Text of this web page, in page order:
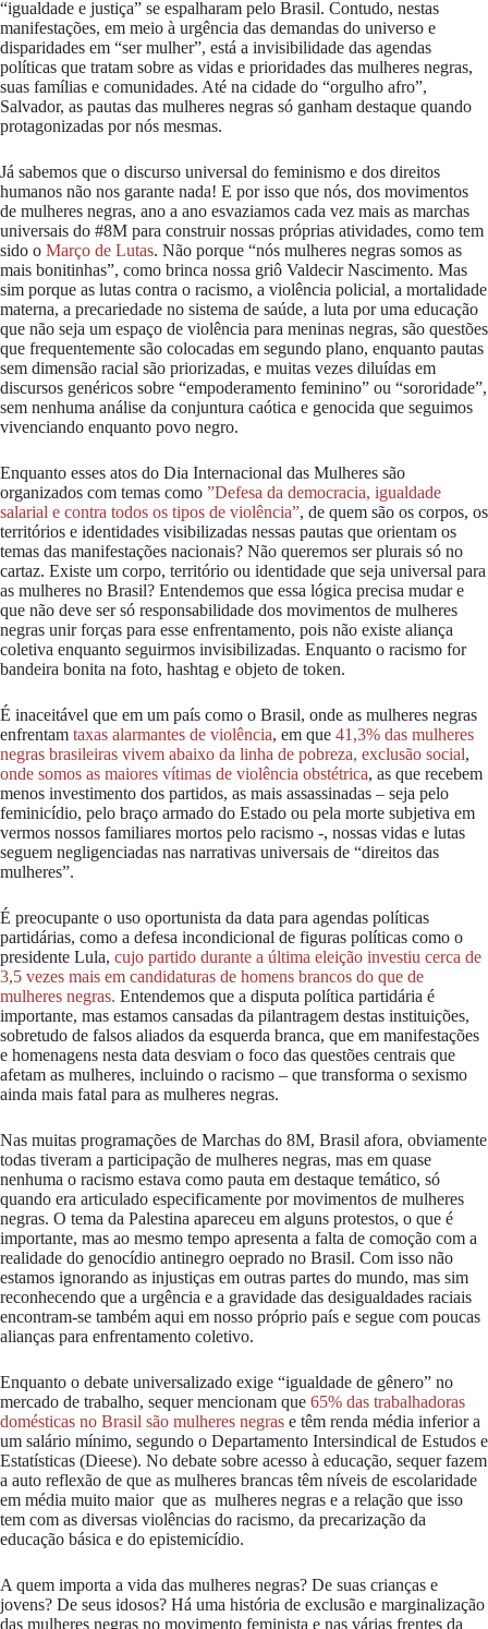
“igualdade e justiça” se espalharam pelo Brasil. Contudo, nestas
manifestações, em meio à urgência das demandas do universo e
disparidades em “ser mulher”, está a invisibilidade das agendas
políticas que tratam sobre as vidas e prioridades das mulheres negras,
suas famílias e comunidades. Até na cidade do “orgulho afro”,
Salvador, as pautas das mulheres negras só ganham destaque quando
protagonizadas por nós mesmas.
Já sabemos que o discurso universal do feminismo e dos direitos
humanos não nos garante nada! E por isso que nós, dos movimentos
de mulheres negras, ano a ano esvaziamos cada vez mais as marchas
universais do #8M para construir nossas próprias atividades, como tem
sido o Março de Lutas. Não porque “nós mulheres negras somos as
mais bonitinhas”, como brinca nossa griô Valdecir Nascimento. Mas
sim porque as lutas contra o racismo, a violência policial, a mortalidade
materna, a precariedade no sistema de saúde, a luta por uma educação
que não seja um espaço de violência para meninas negras, são questões
que frequentemente são colocadas em segundo plano, enquanto pautas
sem dimensão racial são priorizadas, e muitas vezes diluídas em
discursos genéricos sobre “empoderamento feminino” ou “sororidade”,
sem nenhuma análise da conjuntura caótica e genocida que seguimos
vivenciando enquanto povo negro.
Enquanto esses atos do Dia Internacional das Mulheres são
organizados com temas como ”Defesa da democracia, igualdade
salarial e contra todos os tipos de violência”, de quem são os corpos, os
territórios e identidades visibilizadas nessas pautas que orientam os
temas das manifestações nacionais? Não queremos ser plurais só no
cartaz. Existe um corpo, território ou identidade que seja universal para
as mulheres no Brasil? Entendemos que essa lógica precisa mudar e
que não deve ser só responsabilidade dos movimentos de mulheres
negras unir forças para esse enfrentamento, pois não existe aliança
coletiva enquanto seguirmos invisibilizadas. Enquanto o racismo for
bandeira bonita na foto, hashtag e objeto de token.
É inaceitável que em um país como o Brasil, onde as mulheres negras
enfrentam taxas alarmantes de violência, em que 41,3% das mulheres
negras brasileiras vivem abaixo da linha de pobreza, exclusão social,
onde somos as maiores vítimas de violência obstétrica, as que recebem
menos investimento dos partidos, as mais assassinadas – seja pelo
feminicídio, pelo braço armado do Estado ou pela morte subjetiva em
vermos nossos familiares mortos pelo racismo -, nossas vidas e lutas
seguem negligenciadas nas narrativas universais de “direitos das
mulheres”.
É preocupante o uso oportunista da data para agendas políticas
partidárias, como a defesa incondicional de figuras políticas como o
presidente Lula, cujo partido durante a última eleição investiu cerca de
3,5 vezes mais em candidaturas de homens brancos do que de
mulheres negras. Entendemos que a disputa política partidária é
importante, mas estamos cansadas da pilantragem destas instituições,
sobretudo de falsos aliados da esquerda branca, que em manifestações
e homenagens nesta data desviam o foco das questões centrais que
afetam as mulheres, incluindo o racismo – que transforma o sexismo
ainda mais fatal para as mulheres negras.
Nas muitas programações de Marchas do 8M, Brasil afora, obviamente
todas tiveram a participação de mulheres negras, mas em quase
nenhuma o racismo estava como pauta em destaque temático, só
quando era articulado especificamente por movimentos de mulheres
negras. O tema da Palestina apareceu em alguns protestos, o que é
importante, mas ao mesmo tempo apresenta a falta de comoção com a
realidade do genocídio antinegro oeprado no Brasil. Com isso não
estamos ignorando as injustiças em outras partes do mundo, mas sim
reconhecendo que a urgência e a gravidade das desigualdades raciais
encontram-se também aqui em nosso próprio país e segue com poucas
alianças para enfrentamento coletivo.
Enquanto o debate universalizado exige “igualdade de gênero” no
mercado de trabalho, sequer mencionam que 65% das trabalhadoras
domésticas no Brasil são mulheres negras e têm renda média inferior a
um salário mínimo, segundo o Departamento Intersindical de Estudos e
Estatísticas (Dieese). No debate sobre acesso à educação, sequer fazem
a auto reflexão de que as mulheres brancas têm níveis de escolaridade
em média muito maior que as mulheres negras e a relação que isso
tem com as diversas violências do racismo, da precarização da
educação básica e do epistemicídio.
A quem importa a vida das mulheres negras? De suas crianças e
jovens? De seus idosos? Há uma história de exclusão e marginalização
das mulheres negras no movimento feminista e nas várias frentes da